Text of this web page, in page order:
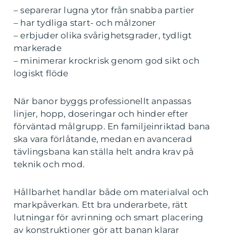
– separerar lugna ytor från snabba partier
– har tydliga start- och målzoner
– erbjuder olika svårighetsgrader, tydligt
markerade
– minimerar krockrisk genom god sikt och
logiskt flöde
När banor byggs professionellt anpassas
linjer, hopp, doseringar och hinder efter
förväntad målgrupp. En familjeinriktad bana
ska vara förlåtande, medan en avancerad
tävlingsbana kan ställa helt andra krav på
teknik och mod.
Hållbarhet handlar både om materialval och
markpåverkan. Ett bra underarbete, rätt
lutningar för avrinning och smart placering
av konstruktioner gör att banan klarar